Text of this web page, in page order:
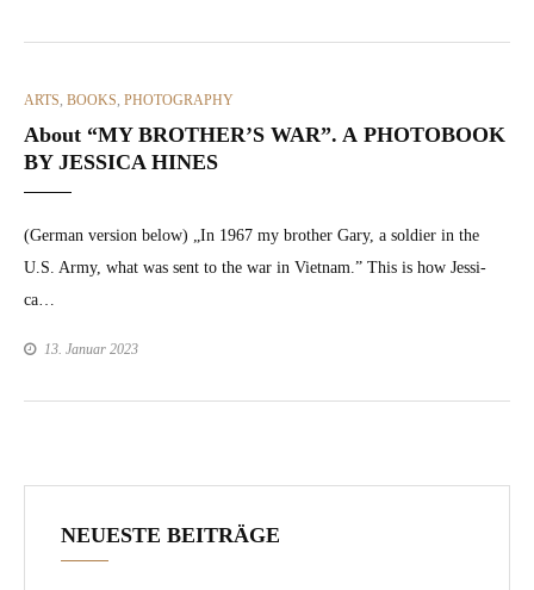
CATEGORIES
ARTS, BOOKS, PHOTOGRAPHY
About “MY BROTHER’S WAR”. A PHOTOBOOK
BY JESSICA HINES
(Ger­man ver­sion below) „In 1967 my broth­er Gary, a sol­dier in the
U.S. Army, what was sent to the war in Viet­nam.” This is how Jes­si­
ca…
13. Januar 2023
NEUESTE BEITRÄGE